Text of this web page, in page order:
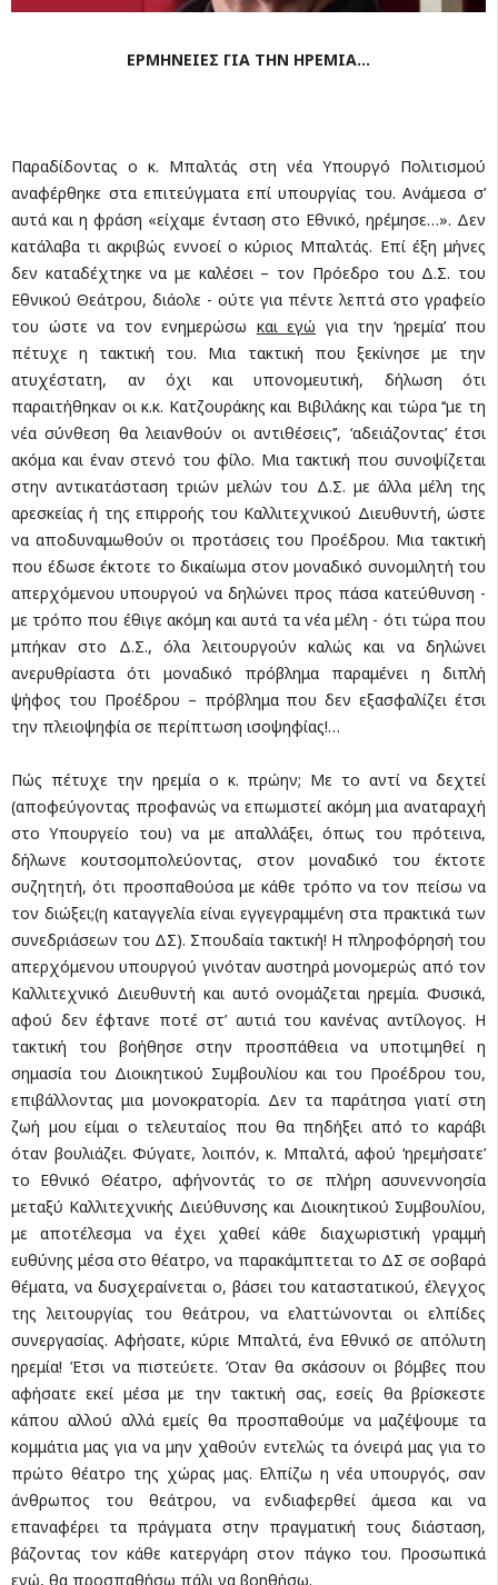
ΕΡΜΗΝΕΙΕΣ ΓΙΑ ΤΗΝ ΗΡΕΜΙΑ…
Παραδίδοντας ο κ. Μπαλτάς στη νέα Υπουργό Πολιτισμού
αναφέρθηκε στα επιτεύγματα επί υπουργίας του. Ανάμεσα σ’
αυτά και η φράση «είχαμε ένταση στο Εθνικό, ηρέμησε…». Δεν
κατάλαβα τι ακριβώς εννοεί ο κύριος Μπαλτάς. Επί έξη μήνες
δεν καταδέχτηκε να με καλέσει – τον Πρόεδρο του Δ.Σ. του
Εθνικού Θεάτρου, διάολε - ούτε για πέντε λεπτά στο γραφείο
του ώστε να τον ενημερώσω και εγώ για την ‘ηρεμία’ που
πέτυχε η τακτική του. Μια τακτική που ξεκίνησε με την
ατυχέστατη, αν όχι και υπονομευτική, δήλωση ότι
παραιτήθηκαν οι κ.κ. Κατζουράκης και Βιβιλάκης και τώρα ‘‘με τη
νέα σύνθεση θα λειανθούν οι αντιθέσεις’’, ‘αδειάζοντας’ έτσι
ακόμα και έναν στενό του φίλο. Μια τακτική που συνοψίζεται
στην αντικατάσταση τριών μελών του Δ.Σ. με άλλα μέλη της
αρεσκείας ή της επιρροής του Καλλιτεχνικού Διευθυντή, ώστε
να αποδυναμωθούν οι προτάσεις του Προέδρου. Μια τακτική
που έδωσε έκτοτε το δικαίωμα στον μοναδικό συνομιλητή του
απερχόμενου υπουργού να δηλώνει προς πάσα κατεύθυνση -
με τρόπο που έθιγε ακόμη και αυτά τα νέα μέλη - ότι τώρα που
μπήκαν στο Δ.Σ., όλα λειτουργούν καλώς και να δηλώνει
ανερυθρίαστα ότι μοναδικό πρόβλημα παραμένει η διπλή
ψήφος του Προέδρου – πρόβλημα που δεν εξασφαλίζει έτσι
την πλειοψηφία σε περίπτωση ισοψηφίας!…
Πώς πέτυχε την ηρεμία ο κ. πρώην; Με το αντί να δεχτεί
(αποφεύγοντας προφανώς να επωμιστεί ακόμη μια αναταραχή
στο Υπουργείο του) να με απαλλάξει, όπως του πρότεινα,
δήλωνε κουτσομπολεύοντας, στον μοναδικό του έκτοτε
συζητητή, ότι προσπαθούσα με κάθε τρόπο να τον πείσω να
τον διώξει;(η καταγγελία είναι εγγεγραμμένη στα πρακτικά των
συνεδριάσεων του ΔΣ). Σπουδαία τακτική! Η πληροφόρησή του
απερχόμενου υπουργού γινόταν αυστηρά μονομερώς από τον
Καλλιτεχνικό Διευθυντή και αυτό ονομάζεται ηρεμία. Φυσικά,
αφού δεν έφτανε ποτέ στ’ αυτιά του κανένας αντίλογος. Η
τακτική του βοήθησε στην προσπάθεια να υποτιμηθεί η
σημασία του Διοικητικού Συμβουλίου και του Προέδρου του,
επιβάλλοντας μια μονοκρατορία. Δεν τα παράτησα γιατί στη
ζωή μου είμαι ο τελευταίος που θα πηδήξει από το καράβι
όταν βουλιάζει. Φύγατε, λοιπόν, κ. Μπαλτά, αφού ‘ηρεμήσατε’
το Εθνικό Θέατρο, αφήνοντάς το σε πλήρη ασυνεννοησία
μεταξύ Καλλιτεχνικής Διεύθυνσης και Διοικητικού Συμβουλίου,
με αποτέλεσμα να έχει χαθεί κάθε διαχωριστική γραμμή
ευθύνης μέσα στο θέατρο, να παρακάμπτεται το ΔΣ σε σοβαρά
θέματα, να δυσχεραίνεται ο, βάσει του καταστατικού, έλεγχος
της λειτουργίας του θεάτρου, να ελαττώνονται οι ελπίδες
συνεργασίας. Αφήσατε, κύριε Μπαλτά, ένα Εθνικό σε απόλυτη
ηρεμία! Έτσι να πιστεύετε. Όταν θα σκάσουν οι βόμβες που
αφήσατε εκεί μέσα με την τακτική σας, εσείς θα βρίσκεστε
κάπου αλλού αλλά εμείς θα προσπαθούμε να μαζέψουμε τα
κομμάτια μας για να μην χαθούν εντελώς τα όνειρά μας για το
πρώτο θέατρο της χώρας μας. Ελπίζω η νέα υπουργός, σαν
άνθρωπος του θεάτρου, να ενδιαφερθεί άμεσα και να
επαναφέρει τα πράγματα στην πραγματική τους διάσταση,
βάζοντας τον κάθε κατεργάρη στον πάγκο του. Προσωπικά
εγώ, θα προσπαθήσω πάλι να βοηθήσω.